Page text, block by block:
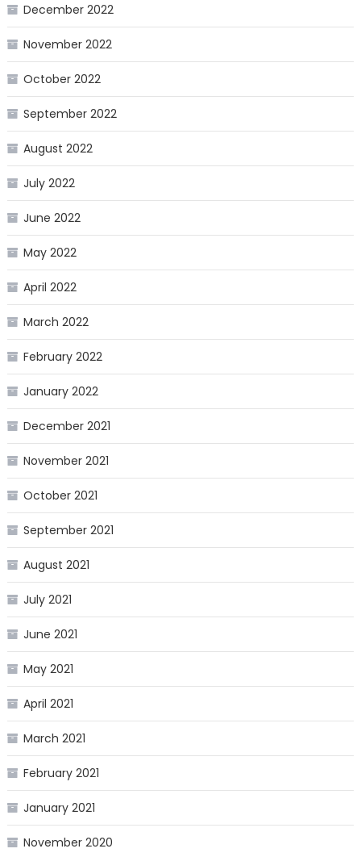
December 2022
November 2022
October 2022
September 2022
August 2022
July 2022
June 2022
May 2022
April 2022
March 2022
February 2022
January 2022
December 2021
November 2021
October 2021
September 2021
August 2021
July 2021
June 2021
May 2021
April 2021
March 2021
February 2021
January 2021
November 2020